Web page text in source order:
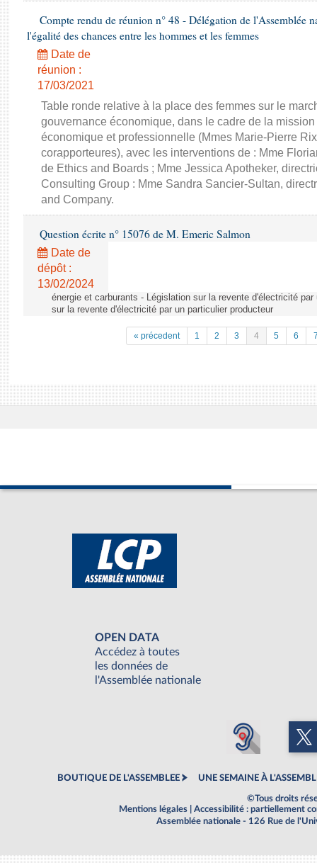
Compte rendu de réunion n° 48 - Délégation de l'Assemblée
l'égalité des chances entre les hommes et les femmes
Date de
réunion :
17/03/2021
Table ronde relative à la place des femmes sur le
gouvernance économique, dans le cadre de la
économique et professionnelle (Mmes Marie-Pierre
corapporteures), avec les interventions de : Mme
de Ethics and Boards ; Mme Jessica Apotheker,
Consulting Group : Mme Sandra Sancier-Sultan,
and Company.
Question écrite n° 15076 de M. Emeric Salmon
Date de
dépôt :
13/02/2024
énergie et carburants - Législation sur la revente d'électricité
sur la revente d'électricité par un particulier producteur
« précedent 1 2 3 4 5 6
OPEN DATA
Accédez à toutes
les données de
l'Assemblée nationale
BOUTIQUE DE L'ASSEMBLEE UNE SEMAINE À
©Tous droits
Mentions légales
Accessibilité : partiellement
Assemblée nationale - 126 Rue de